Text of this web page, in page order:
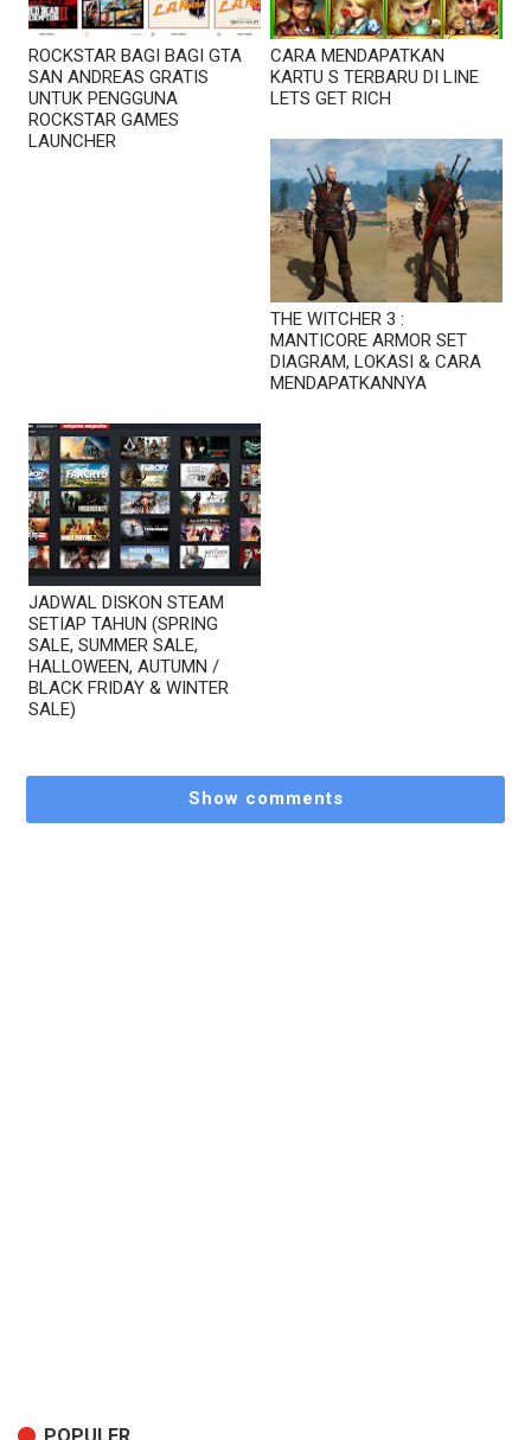
ROCKSTAR BAGI BAGI GTA
SAN ANDREAS GRATIS
UNTUK PENGGUNA
ROCKSTAR GAMES
LAUNCHER
CARA MENDAPATKAN
KARTU S TERBARU DI LINE
LETS GET RICH
THE WITCHER 3 :
MANTICORE ARMOR SET
DIAGRAM, LOKASI & CARA
MENDAPATKANNYA
JADWAL DISKON STEAM
SETIAP TAHUN (SPRING
SALE, SUMMER SALE,
HALLOWEEN, AUTUMN /
BLACK FRIDAY & WINTER
SALE)
Show comments